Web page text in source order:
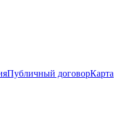
Публичный договорКарта